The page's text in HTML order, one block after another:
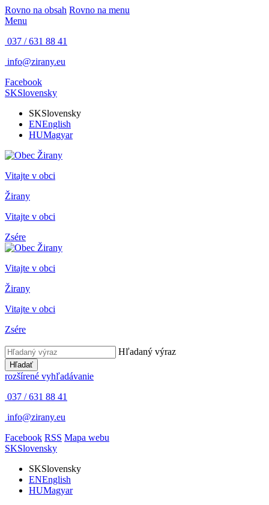
Rovno na obsah Rovno na menu
Menu
037 / 631 88 41
info@zirany.eu
Facebook
SKSlovensky
SKSlovensky
ENEnglish
HUMagyar
Vitajte v obci
Žirany
Vitajte v obci
Zsére
Vitajte v obci
Žirany
Vitajte v obci
Zsére
Hľadaný výraz
Hľadať
rozšírené vyhľadávanie
037 / 631 88 41
info@zirany.eu
Facebook RSS Mapa webu
SKSlovensky
SKSlovensky
ENEnglish
HUMagyar